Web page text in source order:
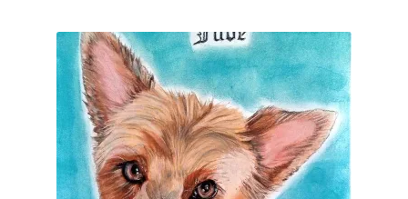
Mentions légales
Mon compte